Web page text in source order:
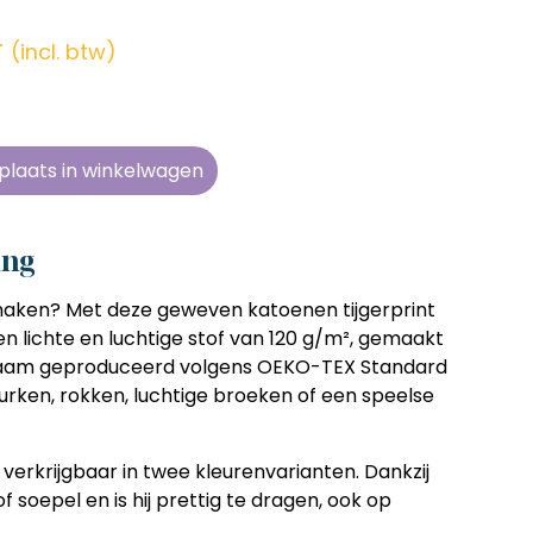
(incl. btw)
plaats in winkelwagen
Met deze geweven katoenen tijgerprint
lichte en luchtige stof van 120 g/m², gemaakt
geproduceerd volgens OEKO-TEX Standard
rokken, luchtige broeken of een speelse
in twee kleurenvarianten. Dankzij
soepel en is hij prettig te dragen, ook op
zonder
tijd
en
zonder
tijd
en
zonder
tijd
en
zonder
tijd
en